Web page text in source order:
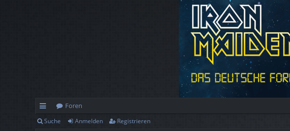
ch
Foren
Suche Anmelden Registrieren